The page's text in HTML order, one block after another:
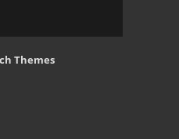
Themes